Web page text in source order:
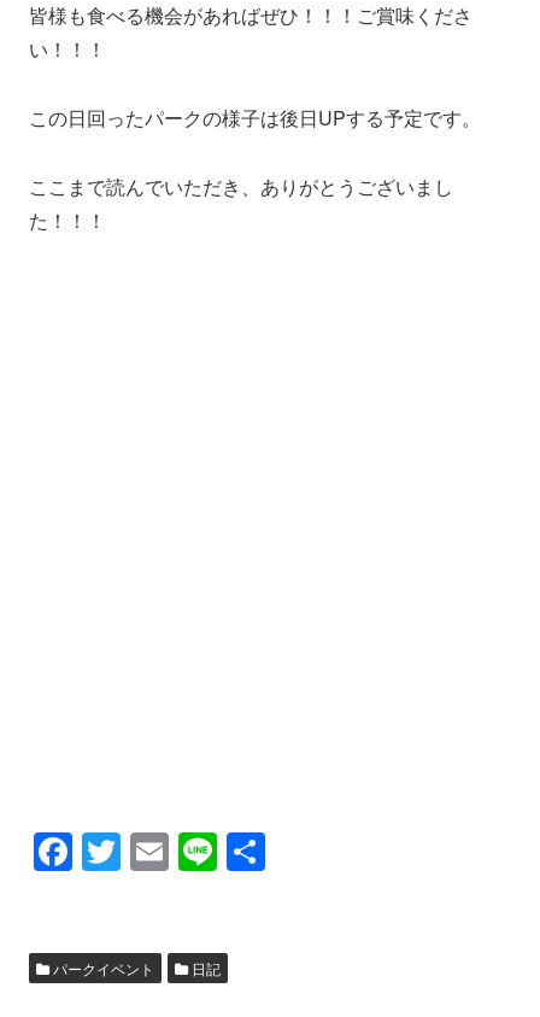
皆様も食べる機会があればぜひ！！！ご賞味くださ
い！！！
この日回ったパークの様子は後日UPする予定です。
ここまで読んでいただき、ありがとうございまし
た！！！
F
e
T
er
E Li
パークイベント 日記